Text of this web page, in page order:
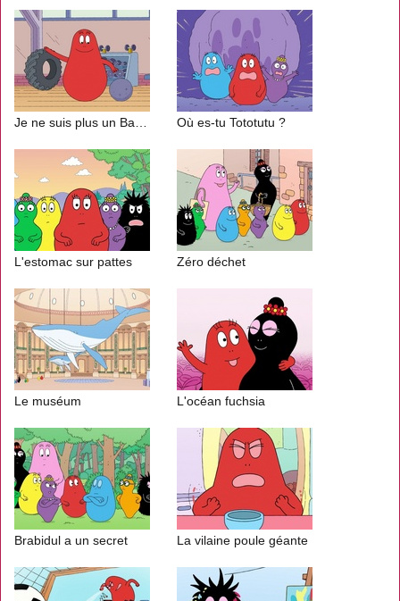
Où es-tu Tototutu ?
L'estomac sur pattes Zéro déchet
Le muséum L'océan fuchsia
Brabidul a un secret La vilaine poule géante